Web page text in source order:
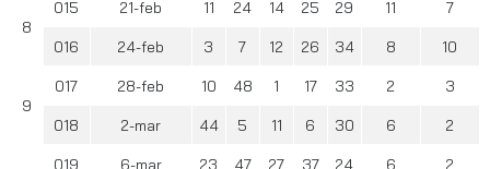
8
015 21-feb 11 24 14 25 29 11 7
016 24-feb 3 7 12 26 34 8 10
9
017 28-feb 10 48 1 17 33 2 3
018 2-mar 44 5 11 6 30 6 2
019 6-mar 23 47 27 37 24 6 2